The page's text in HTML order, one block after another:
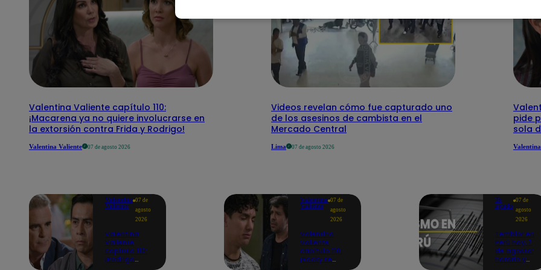
Valentina Valiente capítulo 110:
¡Macarena ya no quiere involucrarse en
la extorsión contra Frida y Rodrigo!
Valentina Valiente 07 de agosto 2026
Videos revelan cómo fue capturado uno
de los asesinos de cambista en el
Mercado Central
Lima 07 de agosto 2026
pide
sola
Valentina
Valiente
07 de
agosto
2026
Valentina
Valiente
capítulo 110:
¡Rodrigo
Valentina
Valiente
07 de
agosto
2026
Valentina
Valiente
capítulo 110:
¡Rocky se
Te
ayudo
07 de
agosto
2026
Temblor en
Perú hoy, 7
de agosto:
horario y